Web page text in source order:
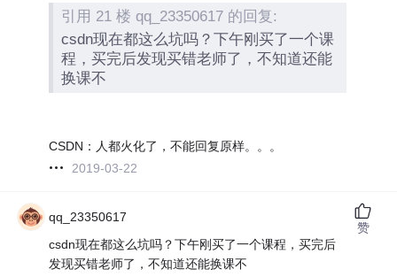
引用 21 楼 qq_23350617 的回复:
csdn现在都这么坑吗？下午刚买了一个课
程，买完后发现买错老师了，不知道还能
换课不
CSDN：人都火化了，不能回复原样。。。
2019-03-22
qq_23350617
csdn现在都这么坑吗？下午刚买了一个课程，买完后
发现买错老师了，不知道还能换课不
赞